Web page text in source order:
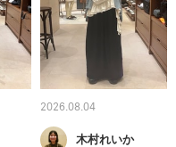
2026.08.04
木村れいか